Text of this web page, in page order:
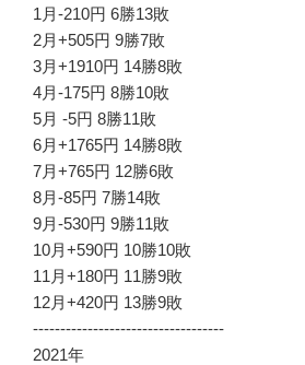
1月-210円 6勝13敗
2月+505円 9勝7敗
3月+1910円 14勝8敗
4月-175円 8勝10敗
5月 -5円 8勝11敗
6月+1765円 14勝8敗
7月+765円 12勝6敗
8月-85円 7勝14敗
9月-530円 9勝11敗
10月+590円 10勝10敗
11月+180円 11勝9敗
12月+420円 13勝9敗
-----------------------------------
2021年